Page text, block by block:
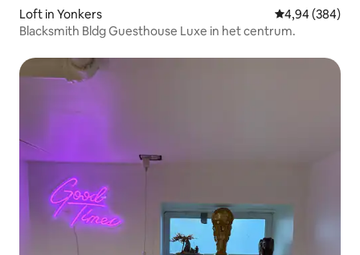
Loft in Yonkers Gemiddelde
4,94 (384)
Blacksmith Bldg Guesthouse Luxe in het centrum.